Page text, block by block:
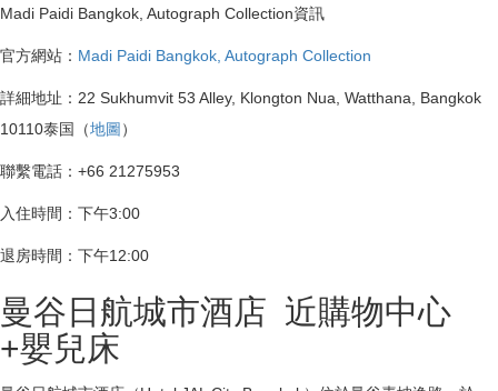
Madi Paidi Bangkok, Autograph Collection資訊
官方網站： Madi Paidi Bangkok, Autograph Collection
詳細地址：22 Sukhumvit 53 Alley, Klongton Nua, Watthana, Bangkok
10110泰国（地圖 ）
聯繫電話：+66 21275953
入住時間：下午3:00
退房時間：下午12:00
曼谷日航城市酒店 近購物中心
+嬰兒床